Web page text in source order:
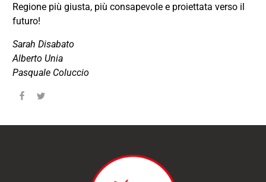
Regione più giusta, più consapevole e proiettata verso il
futuro!
Sarah Disabato
Alberto Unia
Pasquale Coluccio